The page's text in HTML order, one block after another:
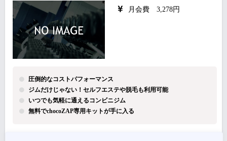
月会費 3,278円
圧倒的なコストパフォーマンス
ジムだけじゃない！セルフエステや脱毛も利用可能
いつでも気軽に通えるコンビニジム
無料でchocoZAP専用キットが手に入る